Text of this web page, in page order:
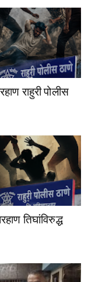
राहुरी पोलीस
तिघांविरुद्ध